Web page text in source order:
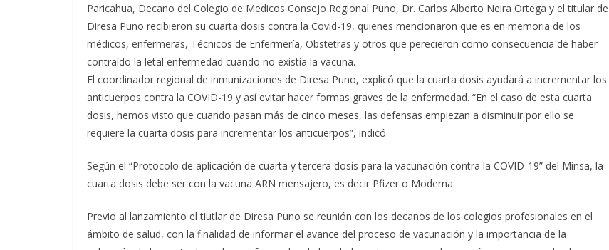
Paricahua, Decano del Colegio de Medicos Consejo Regional Puno, Dr. Carlos Alberto Neira Ortega y el titular de
Diresa Puno recibieron su cuarta dosis contra la Covid-19, quienes mencionaron que es en memoria de los
médicos, enfermeras, Técnicos de Enfermería, Obstetras y otros que perecieron como consecuencia de haber
contraído la letal enfermedad cuando no existía la vacuna.
El coordinador regional de inmunizaciones de Diresa Puno, explicó que la cuarta dosis ayudará a incrementar los
anticuerpos contra la COVID-19 y así evitar hacer formas graves de la enfermedad. “En el caso de esta cuarta
dosis, hemos visto que cuando pasan más de cinco meses, las defensas empiezan a disminuir por ello se
requiere la cuarta dosis para incrementar los anticuerpos”, indicó.
Según el “Protocolo de aplicación de cuarta y tercera dosis para la vacunación contra la COVID-19” del Minsa, la
cuarta dosis debe ser con la vacuna ARN mensajero, es decir Pfizer o Moderna.
Previo al lanzamiento el tiutlar de Diresa Puno se reunión con los decanos de los colegios profesionales en el
ámbito de salud, con la finalidad de informar el avance del proceso de vacunación y la importancia de la